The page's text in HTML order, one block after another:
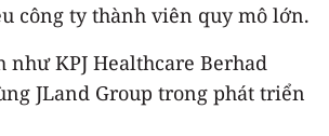
công ty thành viên quy mô lớn.
KPJ Healthcare Berhad
JLand Group trong phát triển